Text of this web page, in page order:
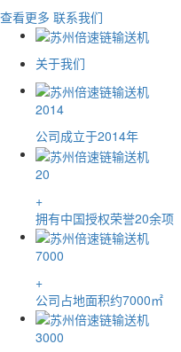
查看更多 联系我们
关于我们
2014
公司成立于2014年
20
+
拥有中国授权荣誉20余项
7000
+
公司占地面积约7000㎡
3000